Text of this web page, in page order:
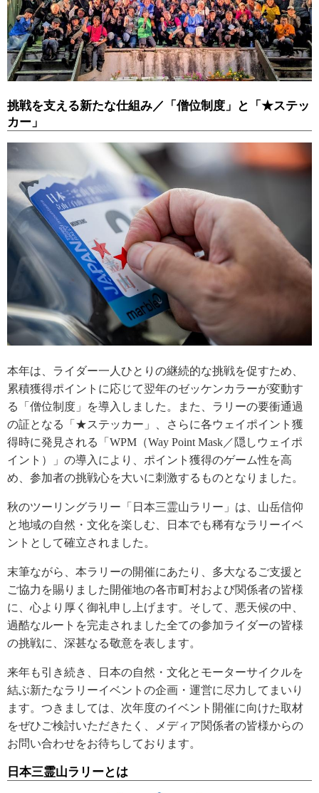
挑戦を支える新たな仕組み／「僧位制度」と「★ステッ
カー」
本年は、ライダー一人ひとりの継続的な挑戦を促すため、
累積獲得ポイントに応じて翌年のゼッケンカラーが変動す
る「僧位制度」を導入しました。また、ラリーの要衝通過
の証となる「★ステッカー」、さらに各ウェイポイント獲
得時に発見される「WPM（Way Point Mask／隠しウェイポ
イント）」の導入により、ポイント獲得のゲーム性を高
め、参加者の挑戦心を大いに刺激するものとなりました。
秋のツーリングラリー「日本三霊山ラリー」は、山岳信仰
と地域の自然・文化を楽しむ、日本でも稀有なラリーイベ
ントとして確立されました。
末筆ながら、本ラリーの開催にあたり、多大なるご支援と
ご協力を賜りました開催地の各市町村および関係者の皆様
に、心より厚く御礼申し上げます。そして、悪天候の中、
過酷なルートを完走されました全ての参加ライダーの皆様
の挑戦に、深甚なる敬意を表します。
来年も引き続き、日本の自然・文化とモーターサイクルを
結ぶ新たなラリーイベントの企画・運営に尽力してまいり
ます。つきましては、次年度のイベント開催に向けた取材
をぜひご検討いただきたく、メディア関係者の皆様からの
お問い合わせをお待ちしております。
日本三霊山ラリーとは